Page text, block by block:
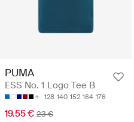
PUMA
ESS No. 1 Logo Tee B
128 140 152 164 176
19.55 € 23 €